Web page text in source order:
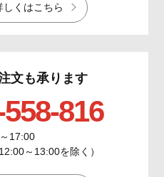
くはこちら
文も承ります
816
17:00
～13:00を除く）